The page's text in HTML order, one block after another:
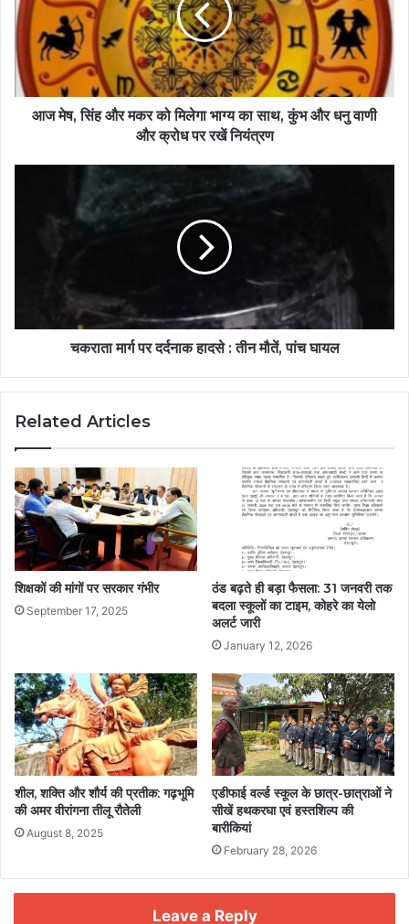
आज मेष, सिंह और मकर को मिलेगा भाग्य का साथ, कुंभ और धनु वाणी
और क्रोध पर रखें नियंत्रण
चकराता मार्ग पर दर्दनाक हादसे : तीन मौतें, पांच घायल
Related Articles
शिक्षकों की मांगों पर सरकार गंभीर
September 17, 2025
ठंड बढ़ते ही बड़ा फैसला: 31 जनवरी तक
बदला स्कूलों का टाइम, कोहरे का येलो
अलर्ट जारी
January 12, 2026
शील, शक्ति और शौर्य की प्रतीक: गढ़भूमि
की अमर वीरांगना तीलू रौतेली
August 8, 2025
एडीफाई वर्ल्ड स्कूल के छात्र-छात्राओं ने
सीखें हथकरघा एवं हस्तशिल्प की
बारीकियां
February 28, 2026
Leave a Reply